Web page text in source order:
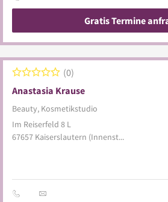
Gratis Termine
Anastasia Krause
Beauty, Kosmetikstudio
0
Im Reiserfeld 8 L
67657 Kaiserslautern (Innenstadt)